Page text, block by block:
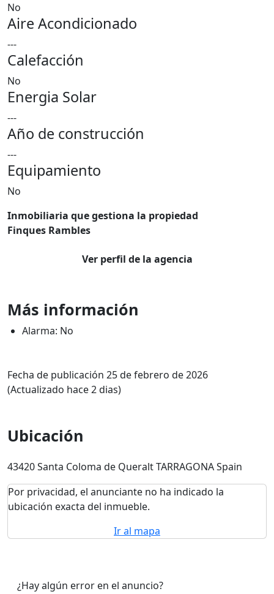
No
Aire Acondicionado
---
Calefacción
No
Energia Solar
---
Año de construcción
---
Equipamiento
No
Inmobiliaria que gestiona la propiedad
Finques Rambles
Ver perfil de la agencia
Más información
Alarma: No
Fecha de publicación 25 de febrero de 2026
(Actualizado hace 2 dias)
Ubicación
43420 Santa Coloma de Queralt TARRAGONA Spain
Por privacidad, el anunciante no ha indicado la
ubicación exacta del inmueble.
Ir al mapa
¿Hay algún error en el anuncio?